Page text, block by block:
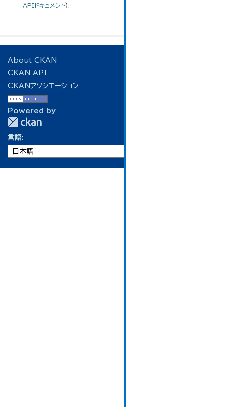
APIドキュメント).
About CKAN
CKAN API
CKANアソシエーション
Powered by
言語